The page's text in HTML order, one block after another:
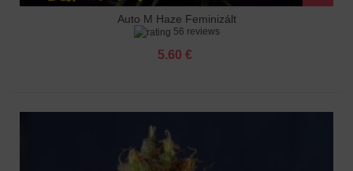
Auto M Haze Feminizált
56 reviews
5.60 €